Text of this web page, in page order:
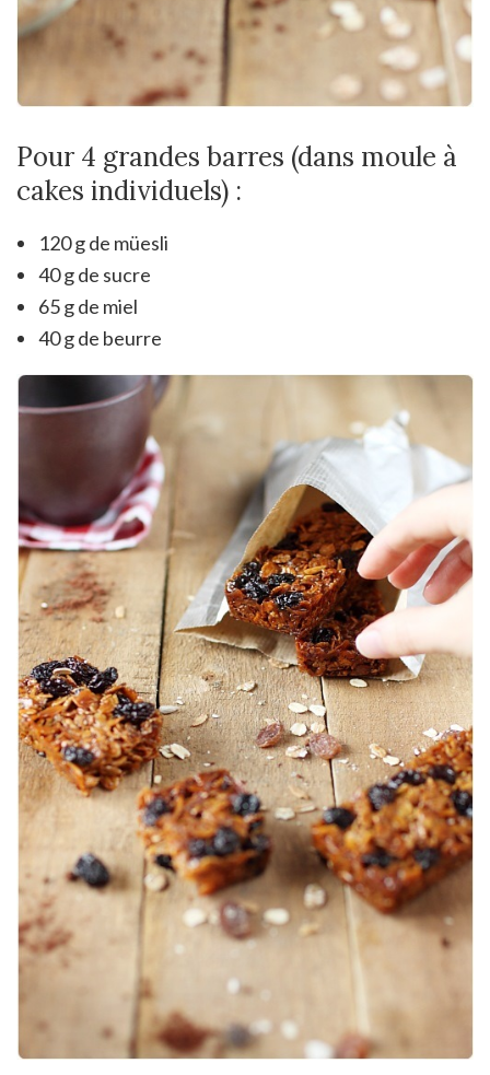
Pour 4 grandes barres (dans moule à
cakes individuels) :
120 g de müesli
40 g de sucre
65 g de miel
40 g de beurre